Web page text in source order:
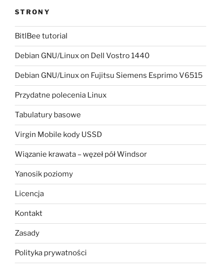
STRONY
BitlBee tutorial
Debian GNU/Linux on Dell Vostro 1440
Debian GNU/Linux on Fujitsu Siemens Esprimo V6515
Przydatne polecenia Linux
Tabulatury basowe
Virgin Mobile kody USSD
Wiązanie krawata – węzeł pół Windsor
Yanosik poziomy
Licencja
Kontakt
Zasady
Polityka prywatności